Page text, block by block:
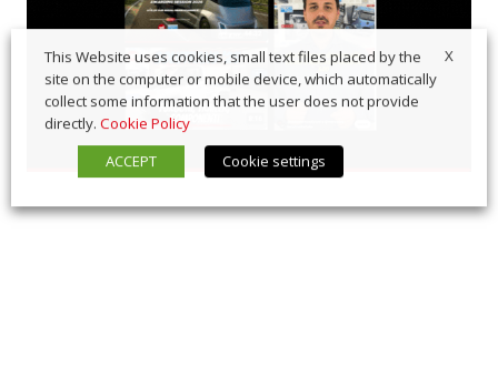
X
This Website uses cookies, small text files placed by the
site on the computer or mobile device, which automatically
collect some information that the user does not provide
directly. Cookie Policy
ACCEPT
Cookie settings